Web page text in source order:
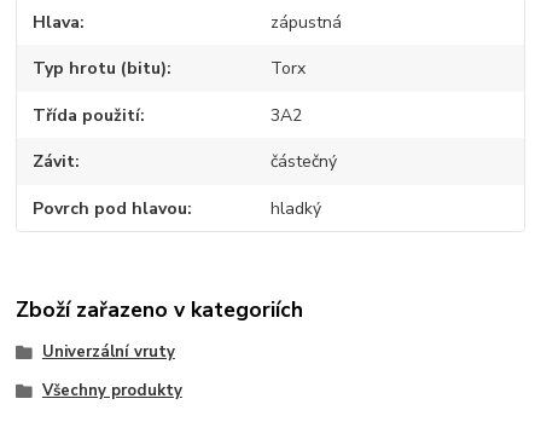
Hlava zápustná
Typ hrotu (bitu) Torx
Třída použití 3A2
Závit částečný
Povrch pod hlavou hladký
Zboží zařazeno v kategoriích
Univerzální vruty
Všechny produkty